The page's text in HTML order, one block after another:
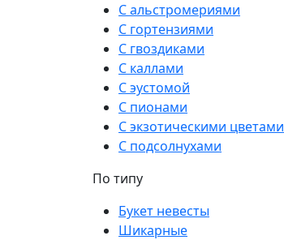
С альстромериями
С гортензиями
С гвоздиками
С каллами
С эустомой
С пионами
С экзотическими цветами
С подсолнухами
По типу
Букет невесты
Шикарные